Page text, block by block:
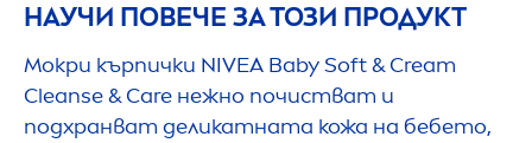
НАУЧИ ПОВЕЧЕ ЗА ТОЗИ ПРОДУКТ
Мокри кърпички NIVEA Baby Soft & Cream
Cleanse &Care нежно почистват и
подхранват деликатната кожа на бебето,